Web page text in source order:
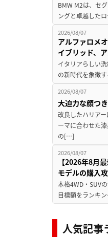
BMW M2は、セ
ングと卓越した
2026/08/07
アルファロメ
イブリッド、
イタリアらしい
の新時代を象徴
2026/08/07
大迫力な顔つ
改良したハリア
ーマに合わせた
の[…]
2026/08/07
【2026年8月
モデルの購入
本格4WD・SUV
目標額をランキ
人気記事